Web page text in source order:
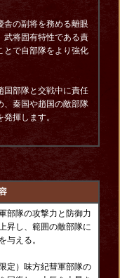
舎の副将を務める離眼
武将固有特性である責
とで自部隊をより強化
国部隊と交戦中に責任
、秦国や趙国の敵部隊
揮します。
部隊の攻撃力と防御力
昇し、範囲の敵部隊に
与える。
定）味方紀彗軍部隊の